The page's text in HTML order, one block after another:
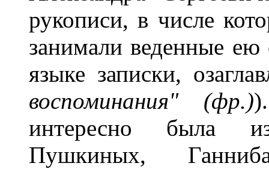
рукописи, в числе
занимали веденные
языке записки,
воспоминания" (фр.)
интересно была
Пушкиных,